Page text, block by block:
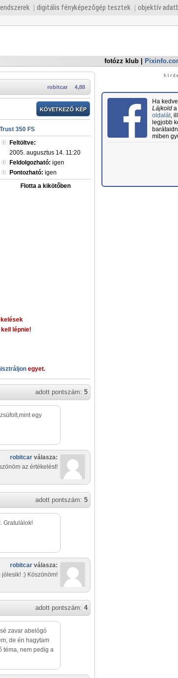
digitális fényképezőgép tesztek objektív
fotózz klub
4,88
robitcar
KÖVETKEZŐ KÉP
Trust 350 FS
Feltöltve:
2005. augusztus 14. 11:20
Feldolgozható: igen
Pontozható: igen
Flotta a kikötőben
lépnie!
egyet.
adott pontszám: 5
egy
robitcar válasza:
az értékelést!
adott pontszám: 5
Gratulálok!
robitcar válasza:
:) Köszönöm!
adott pontszám: 4
zavar abelógó
de én hagytam
téma, nem pedig a
Ha
Lájkolda
oldalát,
legjobb
miben